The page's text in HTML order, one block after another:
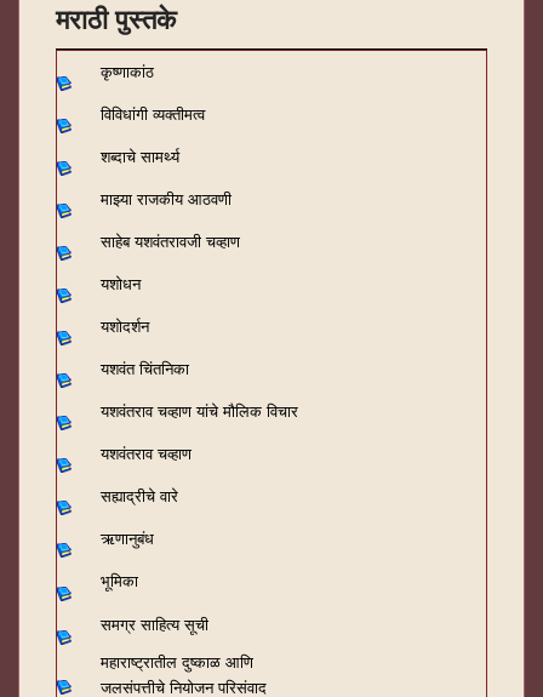
मराठी पुस्तके
कृष्णाकांठ
विविधांगी व्यक्तीमत्व
शब्दाचे सामर्थ्य
माझ्या राजकीय आठवणी
साहेब यशवंतरावजी चव्हाण
यशोधन
यशोदर्शन
यशवंत चिंतनिका
यशवंतराव चव्हाण यांचे मौलिक विचार
यशवंतराव चव्हाण
सह्याद्रीचे वारे
ऋणानुबंध
भूमिका
समग्र साहित्य सूची
महाराष्ट्रातील दुष्काळ आणि
जलसंपत्तीचे नियोजन परिसंवाद